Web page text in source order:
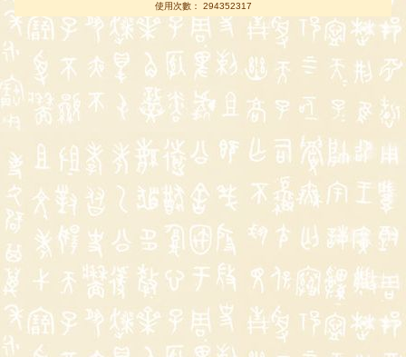
使用次數： 294352317